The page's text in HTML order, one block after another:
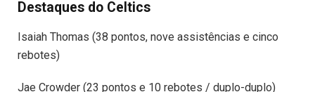
Destaques do Celtics
Isaiah Thomas (38 pontos, nove assistências e cinco
rebotes)
Jae Crowder (23 pontos e 10 rebotes / duplo-duplo)